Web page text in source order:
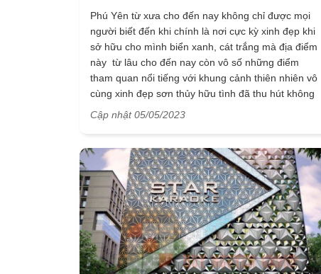
Phú Yên từ xưa cho đến nay không chỉ được mọi
người biết đến khi chính là nơi cực kỳ xinh đẹp khi
sở hữu cho mình biển xanh, cát trắng mà địa điểm
này từ lâu cho đến nay còn vô số những điểm
tham quan nổi tiếng với khung cảnh thiên nhiên vô
cùng xinh đẹp sơn thủy hữu tình đã thu hút không
biết bao nhiêu du khách thập phương ghé thăm và
này thì ai trong chúng ta nhất định cũng đừng bao
giờ quên bỏ túi cho mình danh sách top những
resort Phú Yên đẹp nhất mà Vietsense travel muốn
chia sẻ với mọi người ngay trong bài viết dưới đây,
chắc chắn những cái tên được chúng tôi nhắc tới
hôm nay cũng sẽ giúp bạn có thể nhanh chóng tìm
kiếm được chốn dừng chân lý tưởng và tuyệt vời
nhất cho chuyến đi của bản thân và những người
Cập nhật 05/05/2023